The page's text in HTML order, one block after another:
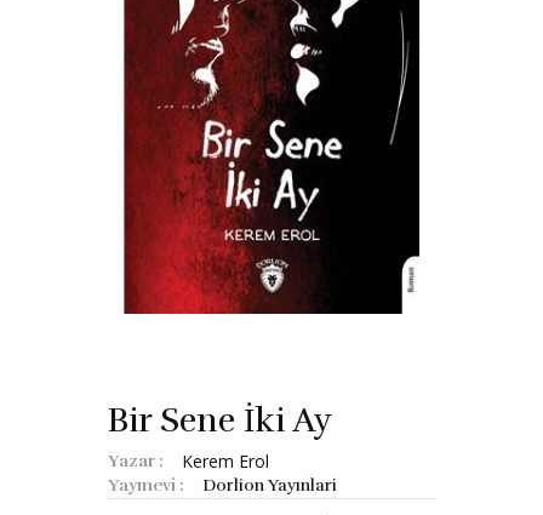
Bir Sene İki Ay
Yazar : Kerem Erol
Yayınevi : Dorlion Yayınlari